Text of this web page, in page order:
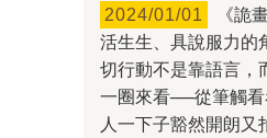
2024/01/01
活生生、具說服力的
切行動不是靠語言，
一圈來看──從筆觸
人一下子豁然開朗